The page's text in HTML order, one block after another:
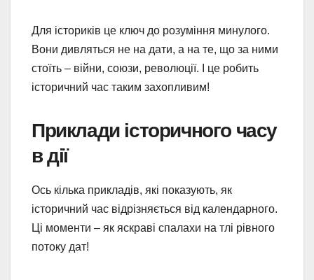
Для істориків це ключ до розуміння минулого.
Вони дивляться не на дати, а на те, що за ними
стоїть – війни, союзи, революції. І це робить
історичний час таким захопливим!
Приклади історичного часу
в дії
Ось кілька прикладів, які показують, як
історичний час відрізняється від календарного.
Ці моменти – як яскраві спалахи на тлі рівного
потоку дат!